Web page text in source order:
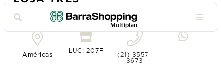
Ver no mapa
Américas
LUC: 207F
(21) 3557-
3673
-